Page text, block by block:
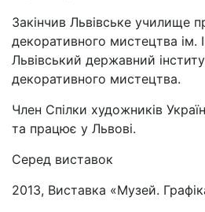
Закінчив Львівське училище
декоративного мистецтва ім.
Львівський державний
декоративного мистецтва.
Член Спілки художників
та працює у Львові.
Серед виставок
2013, Виставка «Музей.